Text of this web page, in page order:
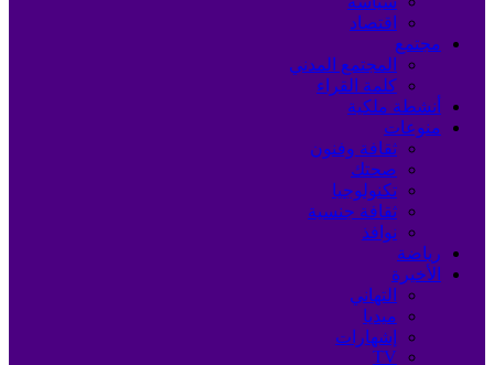
اقتصاد
مجتمع
المجتمع المدني
كلمة القراء
أنشطة ملكية
منوعات
ثقافة وفنون
صحتك
تكنولوجيا
ثقافة جنسية
نوافذ
رياضة
الأخيرة
التهاني
ميديا
إشهارات
TV